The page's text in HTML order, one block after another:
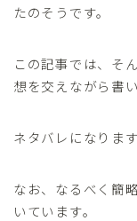
たのそうです。
この記事では、そ
想を交えながら書
ネタバレになりま
なお、なるべく簡
いています。